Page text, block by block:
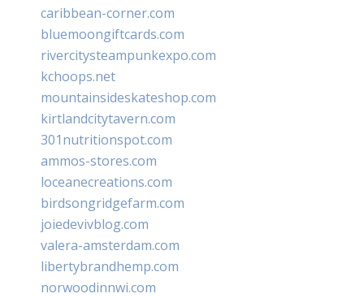
caribbean-corner.com
bluemoongiftcards.com
rivercitysteampunkexpo.com
kchoops.net
mountainsideskateshop.com
kirtlandcitytavern.com
301nutritionspot.com
ammos-stores.com
loceanecreations.com
birdsongridgefarm.com
joiedevivblog.com
valera-amsterdam.com
libertybrandhemp.com
norwoodinnwi.com